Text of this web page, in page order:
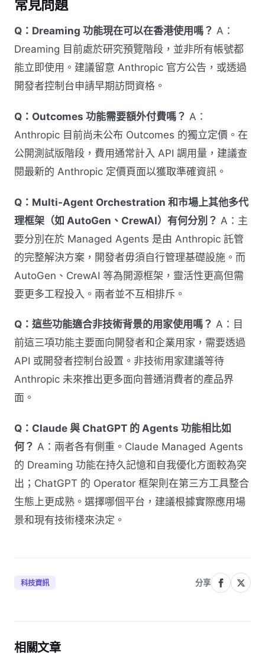
常見問題
Q：Dreaming 功能現在可以在香港使用嗎？ A：
Dreaming 目前處於研究預覽階段，並非所有帳號都
能立即使用。建議留意 Anthropic 官方公告，或透過
開發者控制台申請早期訪問資格。
Q：Outcomes 功能需要額外付費嗎？ A：
Anthropic 目前尚未公布 Outcomes 的獨立定價。在
公開測試版階段，費用通常計入 API 調用量，建議查
閱最新的 Anthropic 定價頁面以獲取準確資訊。
Q：Multi-Agent Orchestration 和市場上其他多代
理框架（如 AutoGen、CrewAI）有何分別？ A：主
要分別在於 Managed Agents 是由 Anthropic 託管
的完整解決方案，開發者毋須自行管理基礎設施。而
AutoGen、CrewAI 等為開源框架，靈活性更高但需
要更多工程投入。兩者並不互相排斥。
Q：這些功能適合非技術背景的用家使用嗎？ A：目
前這三項功能主要面向開發者和企業用家，需要透過
API 或開發者控制台設置。非技術用家建議等待
Anthropic 未來推出更多面向普通消費者的產品界
面。
Q：Claude 與 ChatGPT 的 Agents 功能相比如
何？ A：兩者各有側重。Claude Managed Agents
的 Dreaming 功能在持久記憶和自我優化方面較為突
出；ChatGPT 的 Operator 框架則在第三方工具整合
生態上更成熟。選擇哪個平台，建議根據實際應用場
景和現有技術棧來決定。
科技資訊 分享
相關文章